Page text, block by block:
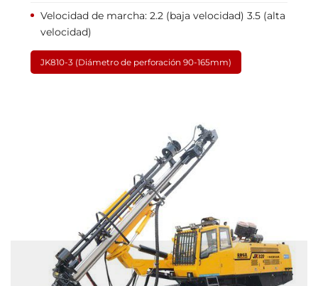
Velocidad de marcha: 2.2 (baja velocidad) 3.5 (alta
velocidad)
JK810-3 (Diámetro de perforación 90-165mm)